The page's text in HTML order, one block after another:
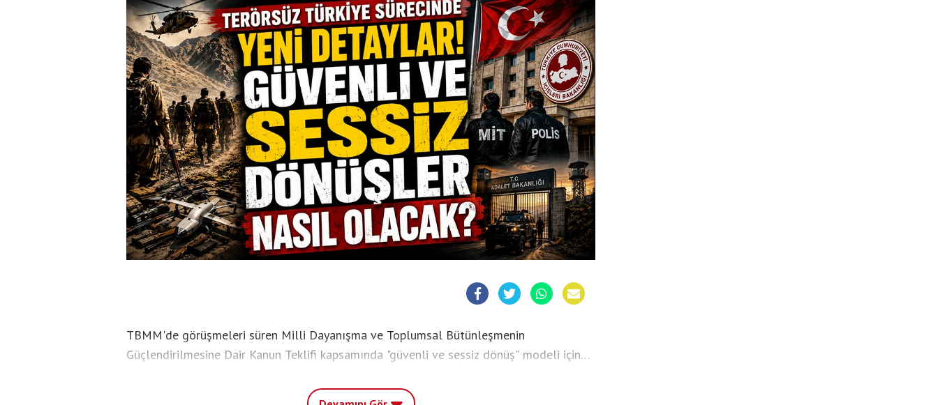
TBMM'de görüşmeleri süren Milli Dayanışma ve Toplumsal Bütünleşmenin
Güçlendirilmesine Dair Kanun Teklifi kapsamında "güvenli ve sessiz dönüş" modeli için
ertelemesi uygulanabilecek kişilerin ise İçişleri Bakanlığı ve MİT tarafından özel